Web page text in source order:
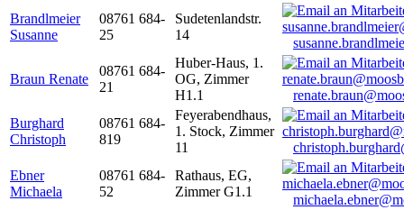
Brandlmeier
Susanne
08761 684-
25
Sudetenlandstr.
14
Braun Renate
08761 684-
21
Huber-Haus, 1.
OG, Zimmer
H1.1
Burghard
Christoph
08761 684-
819
Feyerabendhaus,
1. Stock, Zimmer
11
Ebner
Michaela
08761 684-
52
Rathaus, EG,
Zimmer G1.1